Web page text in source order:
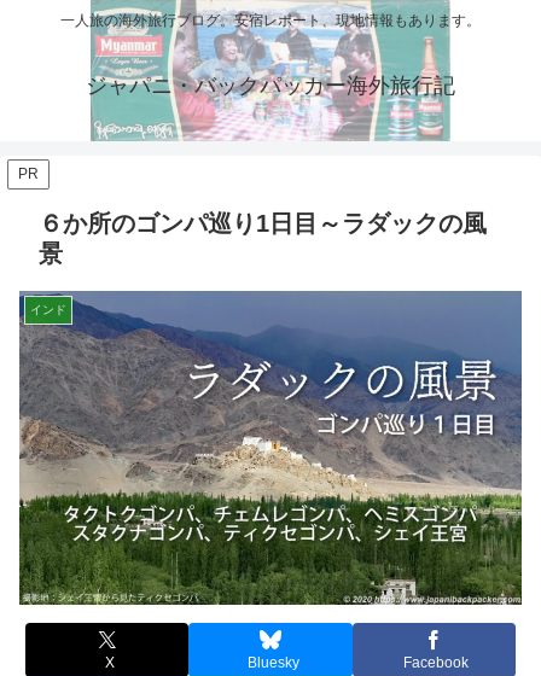
一人旅の海外旅行ブログ。安宿レポート、現地情報もあります。
ジャパニ・バックパッカー海外旅行記
PR
６か所のゴンパ巡り1日目～ラダックの風
景
インド
X Bluesky Facebook